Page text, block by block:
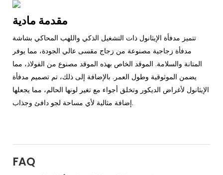
مقدمة مادية
تتميز مدفأة الإيثانول ذات التشغيل الذكي واللهب المحاكي بشاشة
مدفأة زجاجية مصنوعة من زجاج مقسى عالي الجودة، مما يوفر
المتانة والسلامة. الموقد الخاص بهذه الموقد مصنوع من الفولاذ، مما
يضمن الموثوقية وطول العمر. بالإضافة إلى ذلك، تم تصميم مدفأة
الإيثانول لأغراض الديكور وتخلق أجواء مع تغير لونها الحالم، مما يجعلها
إضافة مثالية لأي مساحة لجو دافئ وجذاب.
FAQ